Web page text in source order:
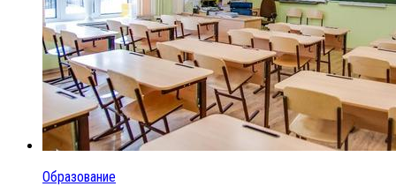
Образование